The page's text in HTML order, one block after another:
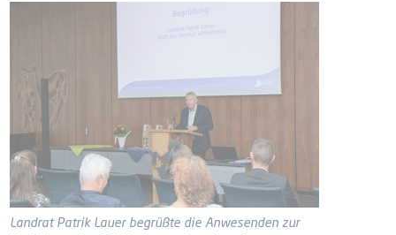
Landrat Patrik Lauer begrüßte die Anwesenden zur